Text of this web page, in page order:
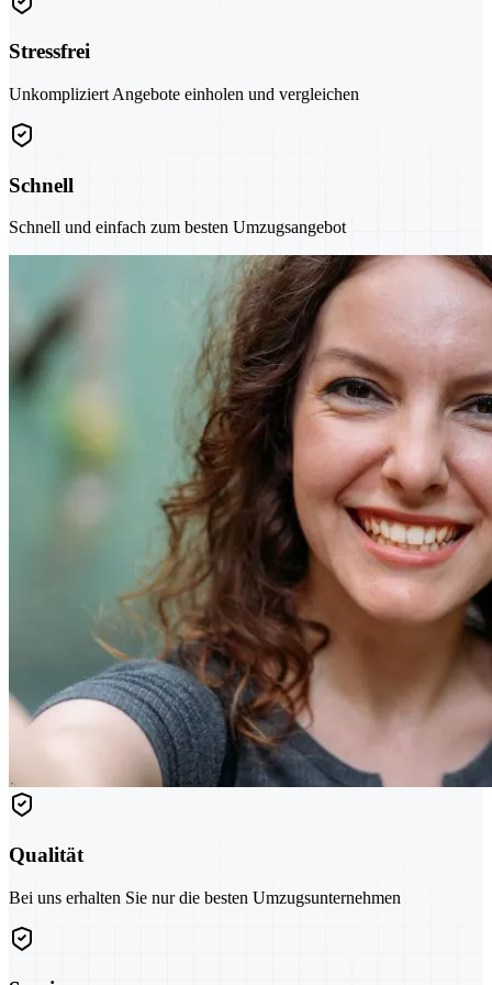
Stressfrei
Unkompliziert Angebote einholen und vergleichen
Schnell
Schnell und einfach zum besten Umzugsangebot
Qualität
Bei uns erhalten Sie nur die besten Umzugsunternehmen